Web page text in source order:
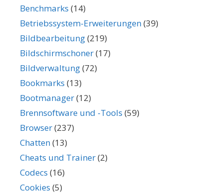
Benchmarks (14)
Betriebssystem-Erweiterungen(39)
Bildbearbeitung(219)
Bildschirmschoner(17)
Bildverwaltung(72)
Bookmarks (13)
Bootmanager(12)
Brennsoftware und -Tools (59)
Browser(237)
Chatten(13)
Cheats und Trainer(2)
Codecs (16)
Cookies (5)